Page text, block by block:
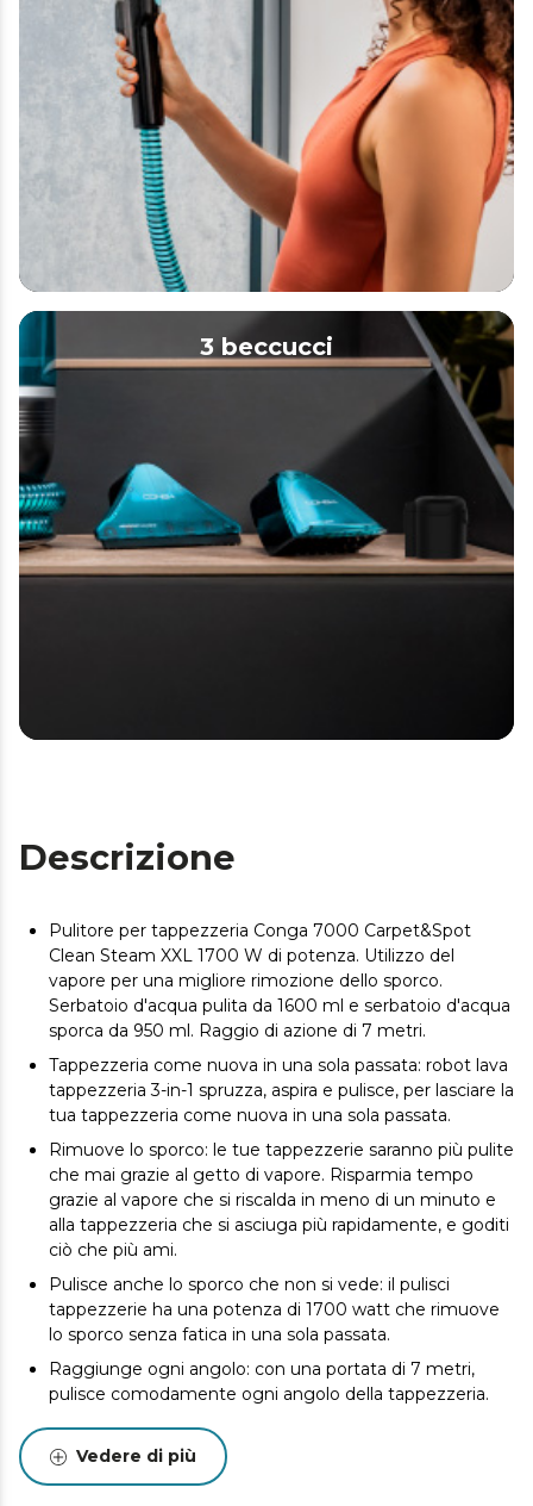
3 beccucci
Descrizione
Pulitore per tappezzeria Conga 7000 Carpet&Spot
Clean Steam XXL 1700 W di potenza. Utilizzo del
vapore per una migliore rimozione dello sporco.
Serbatoio d'acqua pulita da 1600 ml e serbatoio d'acqua
sporca da 950 ml. Raggio di azione di 7 metri.
Tappezzeria come nuova in una sola passata: robot lava
tappezzeria 3-in-1 spruzza, aspira e pulisce, per lasciare la
tua tappezzeria come nuova in una sola passata.
Rimuove lo sporco: le tue tappezzerie saranno più pulite
che mai grazie al getto di vapore. Risparmia tempo
grazie al vapore che si riscalda in meno di un minuto e
alla tappezzeria che si asciuga più rapidamente, e goditi
ciò che più ami.
Pulisce anche lo sporco che non si vede: il pulisci
tappezzerie ha una potenza di 1700 watt che rimuove
lo sporco senza fatica in una sola passata.
Raggiunge ogni angolo: con una portata di 7 metri,
pulisce comodamente ogni angolo della tappezzeria.
Pulizia ininterrotta: goditi una pulizia senza interuzioni
grazie ai due serbatoi, uno per l'acqua pulita con una
capacità di 1600 ml e uno per l'acqua sporca con una
Vedere di più